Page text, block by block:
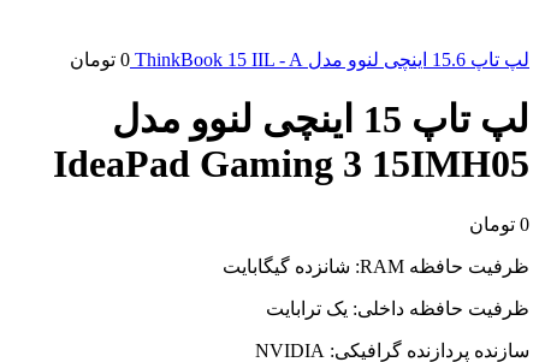
لپ تاپ 15.6 اینچی لنوو مدل ThinkBook 15 IIL - A 0 تومان
لپ تاپ 15 اینچی لنوو مدل
IdeaPad Gaming 3 15IMH05
0 تومان
ظرفیت حافظه RAM: شانزده گیگابایت
ظرفیت حافظه داخلی: یک ترابایت
سازنده پردازنده گرافیکی: NVIDIA